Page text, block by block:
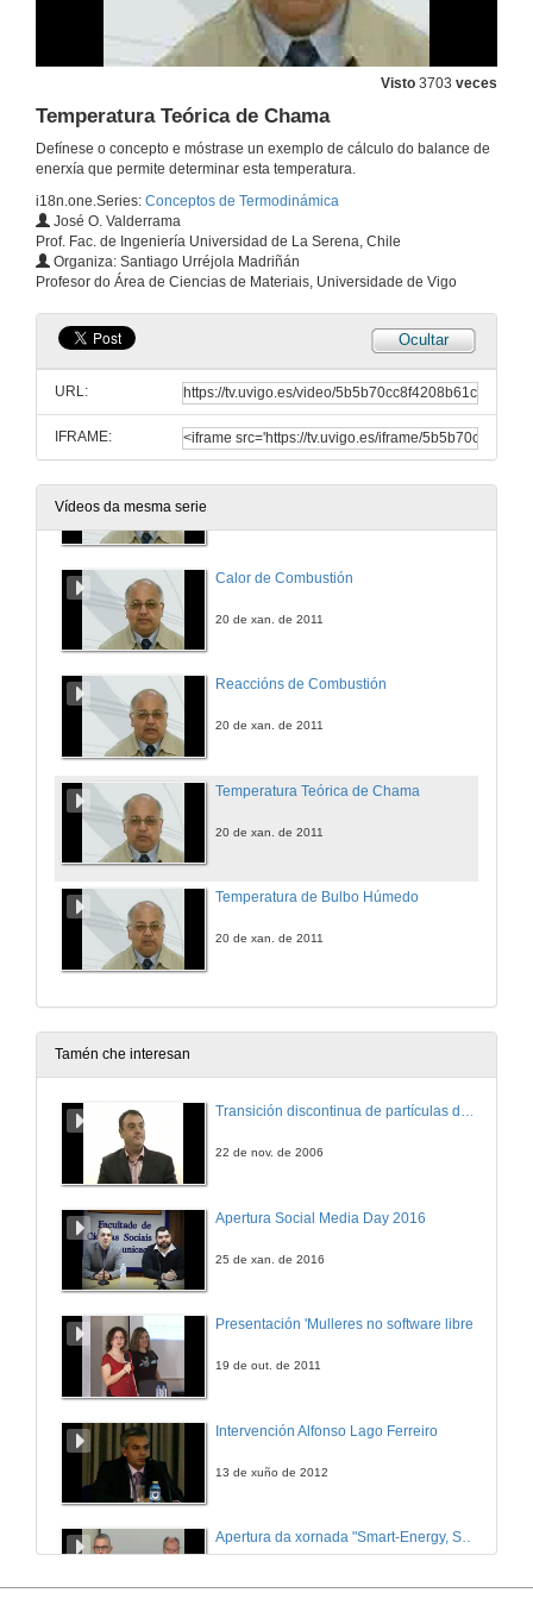
Visto 3703 veces
Temperatura Teórica de Chama
Defínese o concepto e móstrase un exemplo de cálculo do balance de
enerxía que permite determinar esta temperatura.
i18n.one.Series: Conceptos de Termodinámica
José O. Valderrama
Prof. Fac. de Ingeniería Universidad de La Serena, Chile
Organiza: Santiago Urréjola Madriñán
Profesor do Área de Ciencias de Materiais, Universidade de Vigo
Ocultar
URL:
IFRAME:
Vídeos da mesma serie
Aplicacións da 1ª Lei
A Entropía
26 de xan. de 2009
Segunda Lei da Termodinámica
20 de xan. de 2011
Calor de Combustión
20 de xan. de 2011
Reaccións de Combustión
20 de xan. de 2011
Temperatura Teórica de Chama
20 de xan. de 2011
Temperatura de Bulbo Húmedo
20 de xan. de 2011
Tamén che interesan
Transición discontinua de partículas de microgel termosensible
22 de nov. de 2006
Apertura Social Media Day 2016
25 de xan. de 2016
Presentación 'Mulleres no software libre'
19 de out. de 2011
Intervención Alfonso Lago Ferreiro
13 de xuño de 2012
Apertura da xornada "Smart-Energy, Smart-City"